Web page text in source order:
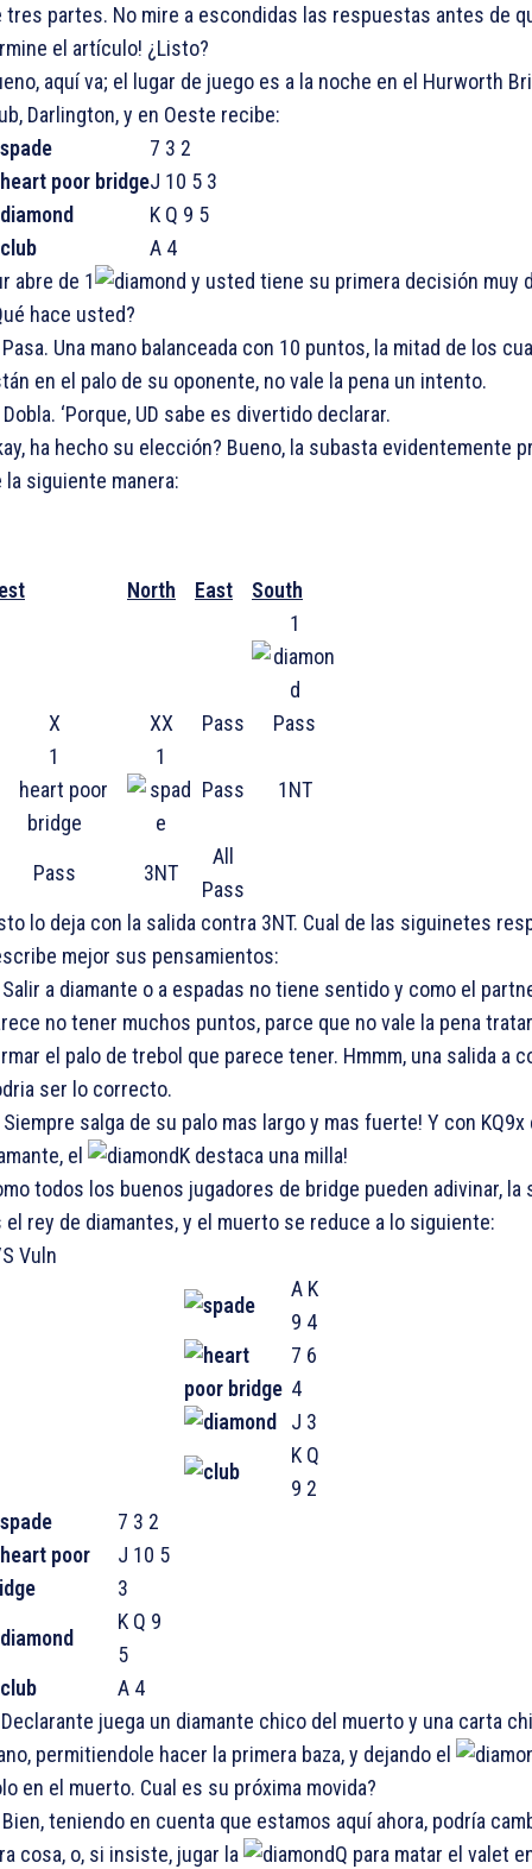
tres partes. No mire a escondidas las respuestas antes de
el artículo! ¿Listo?
aquí va; el lugar de juego es a la noche en el Hurworth
Darlington, y en Oeste recibe:
7 3 2
J 10 5 3
K Q 9 5
A 4
abre de 1
y usted tiene su primera decisión muy
hace usted?
Una mano balanceada con 10 puntos, la mitad de los
en el palo de su oponente, no vale la pena un intento.
‘Porque, UD sabe es divertido declarar.
ha hecho su elección? Bueno, la subasta evidentemente
la siguiente manera:
North East
South
1
X XX Pass
Pass
1
1
Pass
1NT
Pass 3NT
All
Pass
lo deja con la salida contra 3NT. Cual de las siguinetes
mejor sus pensamientos:
a diamante o a espadas no tiene sentido y como el
no tener muchos puntos, parce que no vale la pena
el palo de trebol que parece tener. Hmmm, una salida a
ser lo correcto.
salga de su palo mas largo y mas fuerte! Y con KQ9x
el
K destaca una milla!
todos los buenos jugadores de bridge pueden adivinar, la
el rey de diamantes, y el muerto se reduce a lo siguiente:
Vuln
A K
9 4
7 6
4
J 3
K Q
9 2
7 3 2
J 10 5
3
K Q 9
5
A 4
juega un diamante chico del muerto y una carta
permitiendole hacer la primera baza, y dejando el
en el muerto. Cual es su próxima movida?
teniendo en cuenta que estamos aquí ahora, podría
cosa, o, si insiste, jugar la
Q para matar el valet